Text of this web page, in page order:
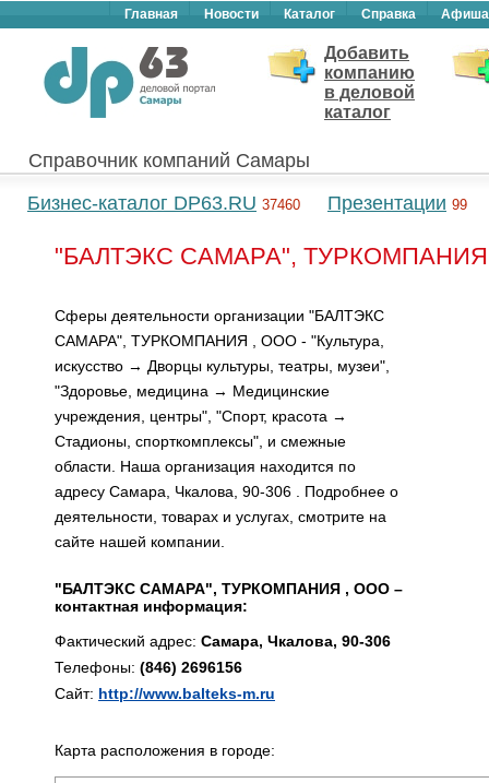
Главная Новости Каталог Справка Афиша
Добавить
компанию
в деловой
каталог
Справочник компаний Самары
Бизнес-каталог DP63.RU 37460 Презентации 99
"БАЛТЭКС САМАРА", ТУРКОМПАНИЯ
Сферы деятельности организации "БАЛТЭКС
САМАРА", ТУРКОМПАНИЯ , ООО - "Культура,
искусство → Дворцы культуры, театры, музеи",
"Здоровье, медицина → Медицинские
учреждения, центры", "Спорт, красота →
Стадионы, спорткомплексы", и смежные
области. Наша организация находится по
адресу Самара, Чкалова, 90-306 . Подробнее о
деятельности, товарах и услугах, смотрите на
сайте нашей компании.
"БАЛТЭКС САМАРА", ТУРКОМПАНИЯ , ООО –
контактная информация:
Фактический адрес: Самара, Чкалова, 90-306
Телефоны: (846) 2696156
Сайт: http://www.balteks-m.ru
Карта расположения в городе: